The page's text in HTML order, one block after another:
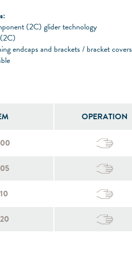
(2C) glider technology
endcaps and brackets / bracket covers
OPERATION